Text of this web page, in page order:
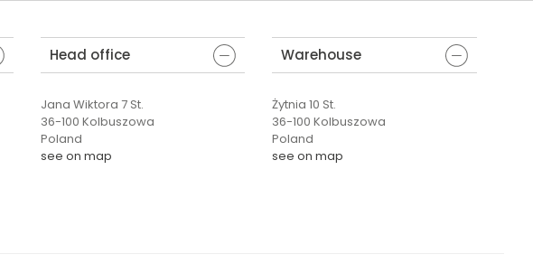
Head office
Jana Wiktora 7 St.
36-100 Kolbuszowa
Poland
see on map
Warehouse
Żytnia 10 St.
36-100 Kolbuszowa
Poland
see on map